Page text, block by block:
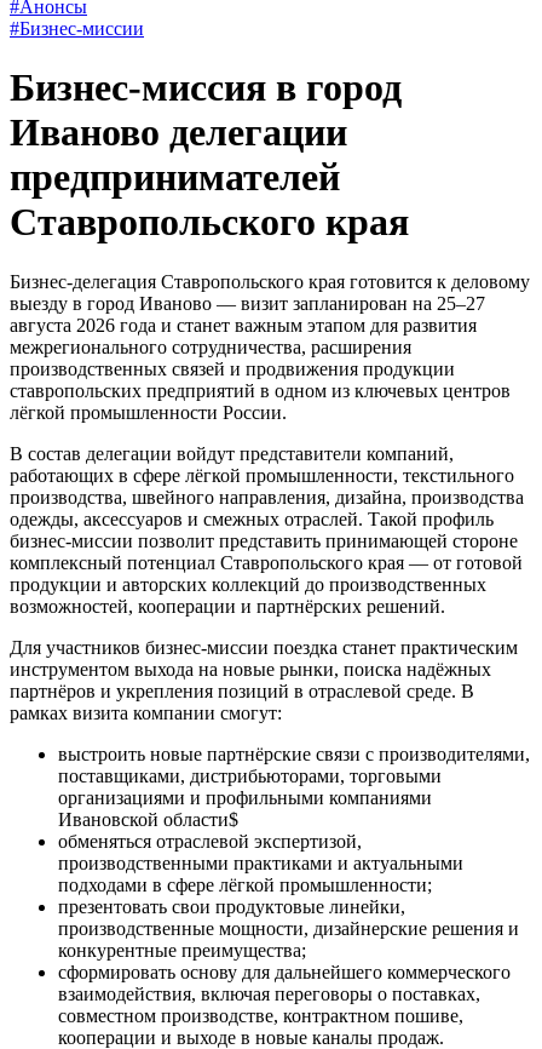
#Анонсы
#Бизнес-миссии
Бизнес-миссия в город
Иваново делегации
предпринимателей
Ставропольского края
Бизнес-делегация Ставропольского края готовится к деловому
выезду в город Иваново — визит запланирован на 25–27
августа 2026 года и станет важным этапом для развития
межрегионального сотрудничества, расширения
производственных связей и продвижения продукции
ставропольских предприятий в одном из ключевых центров
лёгкой промышленности России.
В состав делегации войдут представители компаний,
работающих в сфере лёгкой промышленности, текстильного
производства, швейного направления, дизайна, производства
одежды, аксессуаров и смежных отраслей. Такой профиль
бизнес-миссии позволит представить принимающей стороне
комплексный потенциал Ставропольского края — от готовой
продукции и авторских коллекций до производственных
возможностей, кооперации и партнёрских решений.
Для участников бизнес-миссии поездка станет практическим
инструментом выхода на новые рынки, поиска надёжных
партнёров и укрепления позиций в отраслевой среде. В
рамках визита компании смогут:
выстроить новые партнёрские связи с производителями,
поставщиками, дистрибьюторами, торговыми
организациями и профильными компаниями
Ивановской области$
обменяться отраслевой экспертизой,
производственными практиками и актуальными
подходами в сфере лёгкой промышленности;
презентовать свои продуктовые линейки,
производственные мощности, дизайнерские решения и
конкурентные преимущества;
сформировать основу для дальнейшего коммерческого
взаимодействия, включая переговоры о поставках,
совместном производстве, контрактном пошиве,
кооперации и выходе в новые каналы продаж.